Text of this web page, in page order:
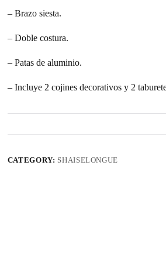
– Brazo siesta.
– Doble costura.
– Patas de aluminio.
– Incluye 2 cojines decorativos y 2
CATEGORY: SHAISELONGUE